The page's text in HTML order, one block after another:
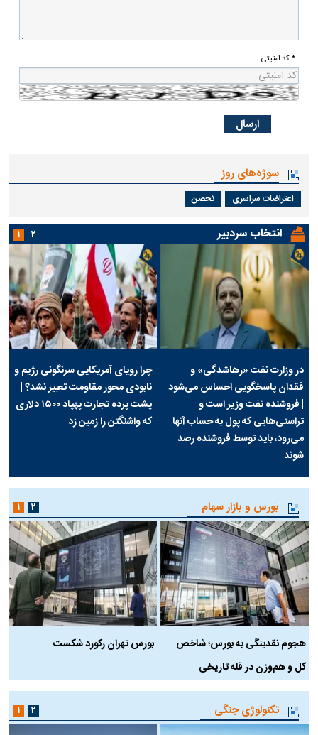
* کد امنیتی
سوژه‌های روز
اعتراضات سراسری تحصن
انتخاب سردبیر
در وزارت نفت «رهاشدگی» و
فقدان پاسخگویی احساس می‌شود
| فروشنده نفت وزیر است و
تراستی‌هایی که پول به حساب آنها
می‌رود، باید توسط فروشنده رصد
شوند
چرا رویای آمریکایی سرنگونی رژیم و
نابودی محور مقاومت تعبیر نشد؟ |
پشت پرده تجارت پهپاد‌ ۱۵۰۰ دلاری
که واشنگتن را زمین زد
۱ ۲
بورس و بازار سهام
هجوم نقدینگی به بورس؛ شاخص
کل و هم‌وزن در قله تاریخی
بورس تهران رکورد شکست
۱ ۲
تکنولوژی جنگی ۱ ۲